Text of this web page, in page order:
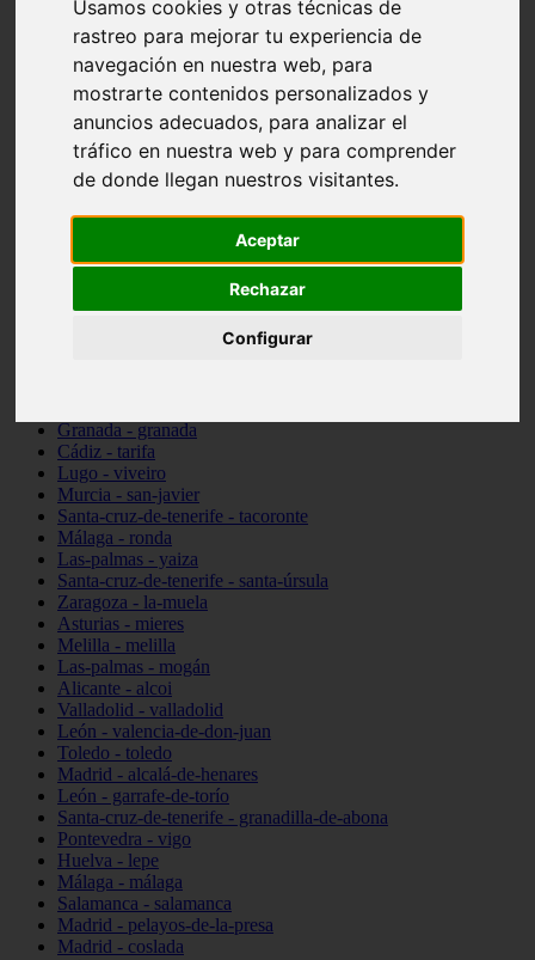
Usamos cookies y otras técnicas de
rastreo para mejorar tu experiencia de
navegación en nuestra web, para
mostrarte contenidos personalizados y
anuncios adecuados, para analizar el
tráfico en nuestra web y para comprender
de donde llegan nuestros visitantes.
Aceptar
Rechazar
Configurar
Madrid - pozuelo-de-alarcón
Teruel - sarrión
Cádiz - algodonales
Illes-balears - inca
Madrid - madrid
Málaga - torremolinos
Asturias - oviedo
Cádiz - el-puerto-de-santa-maría
Asturias - aller
Toledo - illescas
Málaga - marbella
Granada - granada
Cádiz - tarifa
Lugo - viveiro
Murcia - san-javier
Santa-cruz-de-tenerife - tacoronte
Málaga - ronda
Las-palmas - yaiza
Santa-cruz-de-tenerife - santa-úrsula
Zaragoza - la-muela
Asturias - mieres
Melilla - melilla
Las-palmas - mogán
Alicante - alcoi
Valladolid - valladolid
León - valencia-de-don-juan
Toledo - toledo
Madrid - alcalá-de-henares
León - garrafe-de-torío
Santa-cruz-de-tenerife - granadilla-de-abona
Pontevedra - vigo
Huelva - lepe
Málaga - málaga
Salamanca - salamanca
Madrid - pelayos-de-la-presa
Madrid - coslada